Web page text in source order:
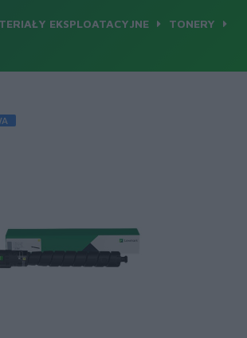
EKSPLOATACYJNE TONERY